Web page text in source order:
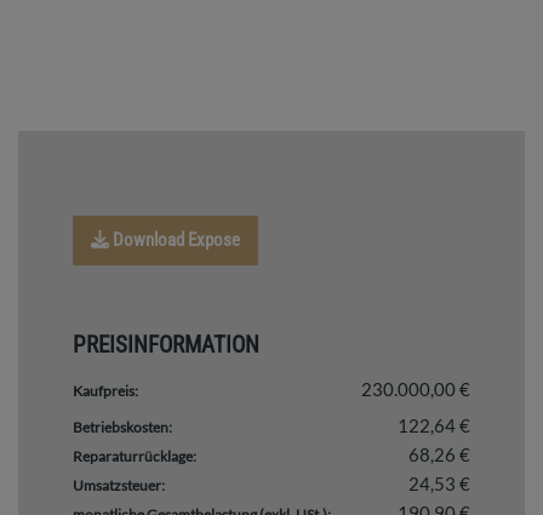
Download Expose
PREISINFORMATION
Kaufpreis: 230.000,00 €
Betriebskosten: 122,64 €
Reparaturrücklage: 68,26 €
Umsatzsteuer: 24,53 €